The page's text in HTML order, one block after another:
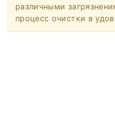
различными
процесс очистки в